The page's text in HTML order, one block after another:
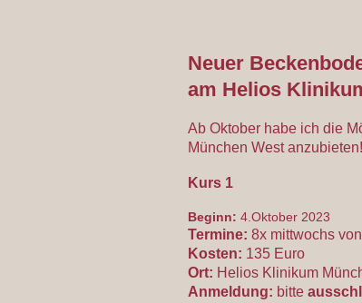
Neuer
am Helios
Ab Oktober habe ich die
München West anzubieten!
Kurs 1
Beginn: 4.Oktober 2023
Termine: 8x mittwochs
Kosten: 135 Euro
Ort: Helios Klinikum
Anmeldung: bitte